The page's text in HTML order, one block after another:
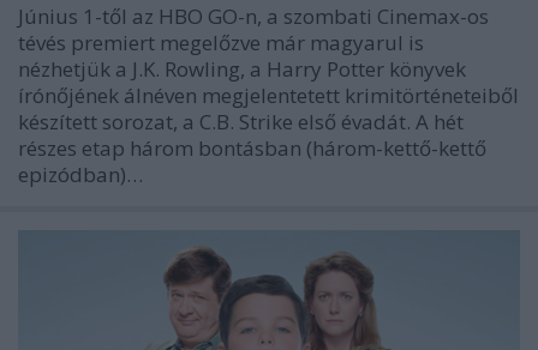
Június 1-től az HBO GO-n, a szombati Cinemax-os
tévés premiert megelőzve már magyarul is
nézhetjük a J.K. Rowling, a Harry Potter könyvek
írónőjének álnéven megjelentetett krimitörténeteiből
készített sorozat, a C.B. Strike első évadát. A hét
részes etap három bontásban (három-kettő-kettő
epizódban)…